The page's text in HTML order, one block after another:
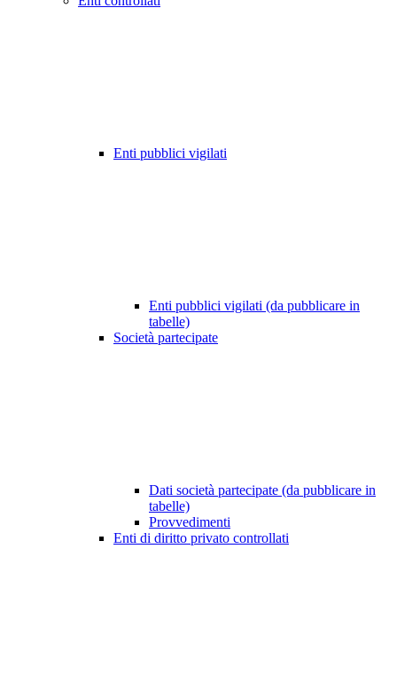
Enti pubblici vigilati
Enti pubblici vigilati (da pubblicare in
tabelle)
Società partecipate
Dati società partecipate (da pubblicare in
tabelle)
Provvedimenti
Enti di diritto privato controllati